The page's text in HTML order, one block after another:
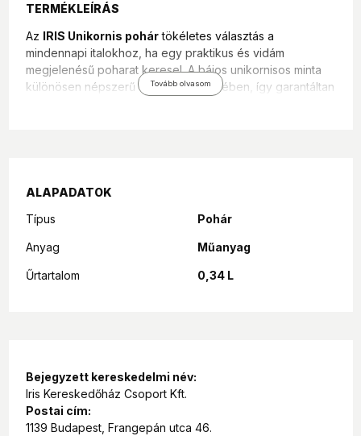
TERMÉKLEÍRÁS
Az IRIS Unikornis pohártökéletes választás a
mindennapi italokhoz, ha egy praktikus és vidám
megjelenésű poharat keresel. A bájos unikornisos minta
különösen népszerű a gyerekek körében, így garantáltan
Cikkszám:
víz, üdítő, gyümölcslé és egyéb
Kialakítás:
könnyen megfogható, stabil forma
Előnyök
kirándulásokhoz
Használat és tisztítás
A pohár mindennapos használatra készült, tisztítása
Tovább olvasom
ALAPADATOK
Típus
Pohár
Anyag Műanyag
Űrtartalom 0,34 L
Bejegyzett kereskedelmi név:
Iris Kereskedőház Csoport Kft.
Postai cím:
1139 Budapest, Frangepán utca 46.